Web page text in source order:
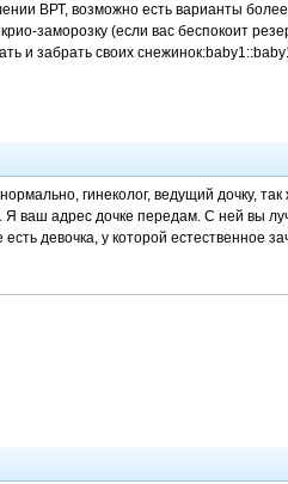
ВРТ, возможно есть варианты
заморозку (если вас беспокоит
и забрать своих
гинеколог, ведущий дочку, так
Я ваш адрес дочке передам. С ней вы
девочка, у которой естественное